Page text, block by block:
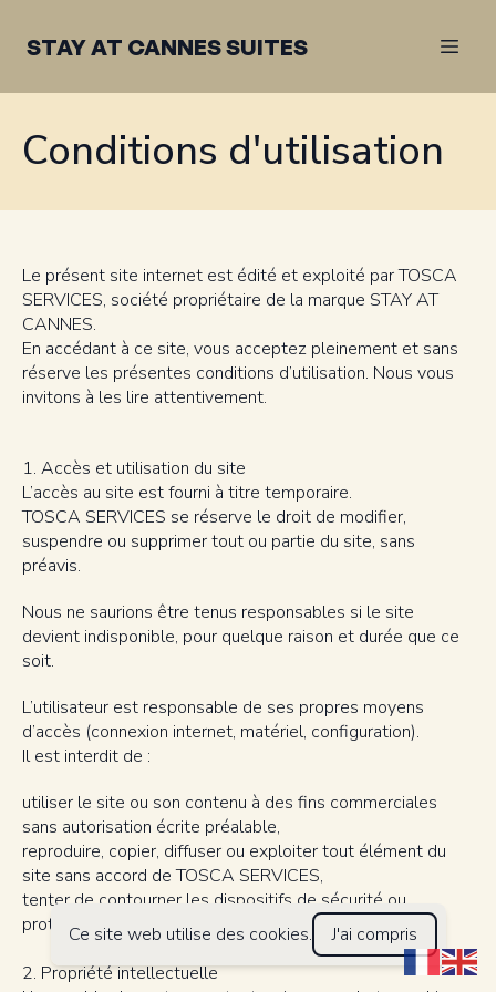
STAY AT CANNES SUITES
Conditions d'utilisation
Le présent site internet est édité et exploité par TOSCA
SERVICES, société propriétaire de la marque STAY AT
CANNES.
En accédant à ce site, vous acceptez pleinement et sans
réserve les présentes conditions d’utilisation. Nous vous
invitons à les lire attentivement.
1. Accès et utilisation du site
L’accès au site est fourni à titre temporaire.
TOSCA SERVICES se réserve le droit de modifier,
suspendre ou supprimer tout ou partie du site, sans
préavis.
Nous ne saurions être tenus responsables si le site
devient indisponible, pour quelque raison et durée que ce
soit.
L’utilisateur est responsable de ses propres moyens
d’accès (connexion internet, matériel, configuration).
Il est interdit de :
utiliser le site ou son contenu à des fins commerciales
sans autorisation écrite préalable,
reproduire, copier, diffuser ou exploiter tout élément du
site sans accord de TOSCA SERVICES,
tenter de contourner les dispositifs de sécurité ou
protection technique du site.
2. Propriété intellectuelle
Ce site web utilise des cookies. J'ai compris